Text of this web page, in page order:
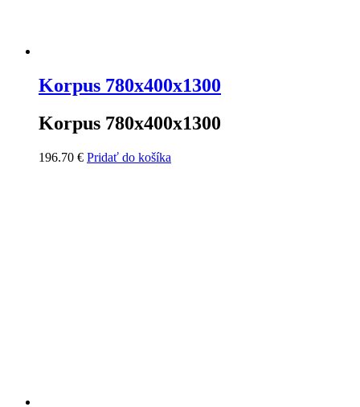
Korpus 780x400x1300
Korpus 780x400x1300
196.70 € Pridať do košíka